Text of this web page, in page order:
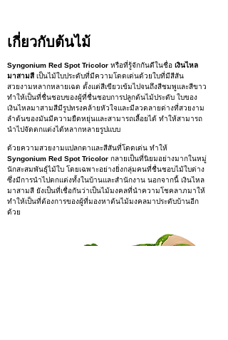
เกี่ยวกับต้นไม้
Syngonium Red Spot Tricolor หรือที่รู้จักกันดีในชื่อ เงินไหล
มาสามสีเป็นไม้ใบประดับที่มีความโดดเด่นด้วยใบที่มีสีสัน
สวยงามหลากหลายเฉด ตั้งแต่สีเขียวเข้มไปจนถึงสีชมพูและสีขาว
ทำให้เป็นที่ชื่นชอบของผู้ที่ชื่นชอบการปลูกต้นไม้ประดับ ใบของ
เงินไหลมาสามสีมีรูปทรงคล้ายหัวใจและมีลวดลายด่างที่สวยงาม
ลำต้นของมันมีความยืดหยุ่นและสามารถเลื้อยได้ ทำให้สามารถ
นำไปจัดตกแต่งได้หลากหลายรูปแบบ
ด้วยความสวยงามแปลกตาและสีสันที่โดดเด่น ทำให้
Syngonium Red Spot Tricolor กลายเป็นที่นิยมอย่างมากในหมู่
นักสะสมพันธุ์ไม้ใบ โดยเฉพาะอย่างยิ่งกลุ่มคนที่ชื่นชอบไม้ใบด่าง
ซึ่งมีการนำไปตกแต่งทั้งในบ้านและสำนักงาน นอกจากนี้ เงินไหล
มาสามสี ยังเป็นที่เชื่อกันว่าเป็นไม้มงคลที่นำความโชคลาภมาให้
ทำให้เป็นที่ต้องการของผู้ที่มองหาต้นไม้มงคลมาประดับบ้านอีก
ด้วย